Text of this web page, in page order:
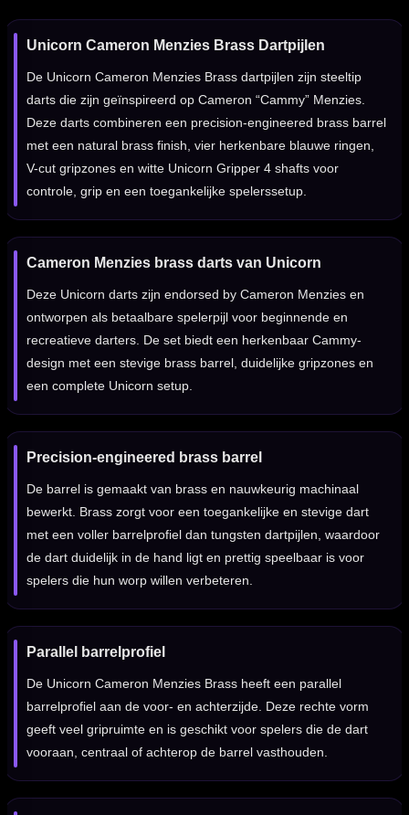
Unicorn Cameron Menzies Brass Dartpijlen
De Unicorn Cameron Menzies Brass dartpijlen zijn steeltip
darts die zijn geïnspireerd op Cameron “Cammy” Menzies.
Deze darts combineren een precision-engineered brass barrel
met een natural brass finish, vier herkenbare blauwe ringen,
V-cut gripzones en witte Unicorn Gripper 4 shafts voor
controle, grip en een toegankelijke spelerssetup.
Cameron Menzies brass darts van Unicorn
Deze Unicorn darts zijn endorsed by Cameron Menzies en
ontworpen als betaalbare spelerpijl voor beginnende en
recreatieve darters. De set biedt een herkenbaar Cammy-
design met een stevige brass barrel, duidelijke gripzones en
een complete Unicorn setup.
Precision-engineered brass barrel
De barrel is gemaakt van brass en nauwkeurig machinaal
bewerkt. Brass zorgt voor een toegankelijke en stevige dart
met een voller barrelprofiel dan tungsten dartpijlen, waardoor
de dart duidelijk in de hand ligt en prettig speelbaar is voor
spelers die hun worp willen verbeteren.
Parallel barrelprofiel
De Unicorn Cameron Menzies Brass heeft een parallel
barrelprofiel aan de voor- en achterzijde. Deze rechte vorm
geeft veel gripruimte en is geschikt voor spelers die de dart
vooraan, centraal of achterop de barrel vasthouden.